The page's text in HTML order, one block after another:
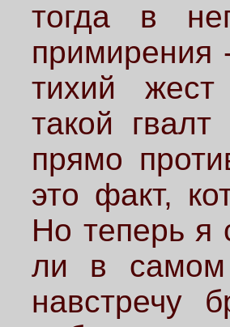
тогда в
примирения
тихий жест
такой
прямо
это факт,
Но теперь я
ли в самом
навстречу